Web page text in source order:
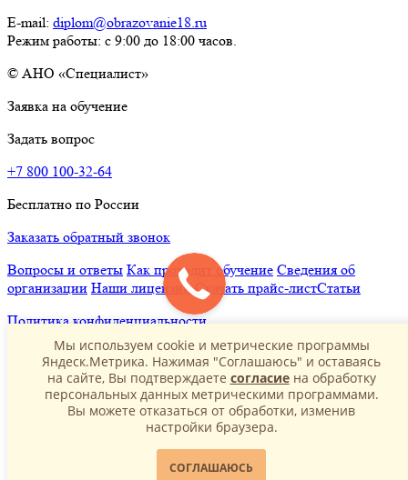
E-mail: diplom@obrazovanie18.ru
Режим работы: с 9:00 до 18:00 часов.
© АНО «Специалист»
Заявка на обучение
Задать вопрос
+7 800 100-32-64
Бесплатно по России
Заказать обратный звонок
Вопросы и ответы Как проходит обучение Сведения об
организации Наши лицензии Скачать прайс-листСтатьи
Политика конфиденциальности
Мы используем cookie и метрические программы
Яндеск.Метрика. Нажимая "Соглашаюсь" и оставаясь
на сайте, Вы подтверждаете согласиена обработку
персональных данных метрическими программами.
Вы можете отказаться от обработки, изменив
настройки браузера.
СОГЛАШАЮСЬ